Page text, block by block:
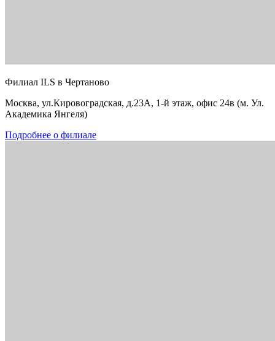
Филиал ILS в Чертаново
Москва, ул.Кировоградская, д.23А, 1-й этаж, офис 24в (м. Ул.
Академика Янгеля)
Подробнее о филиале